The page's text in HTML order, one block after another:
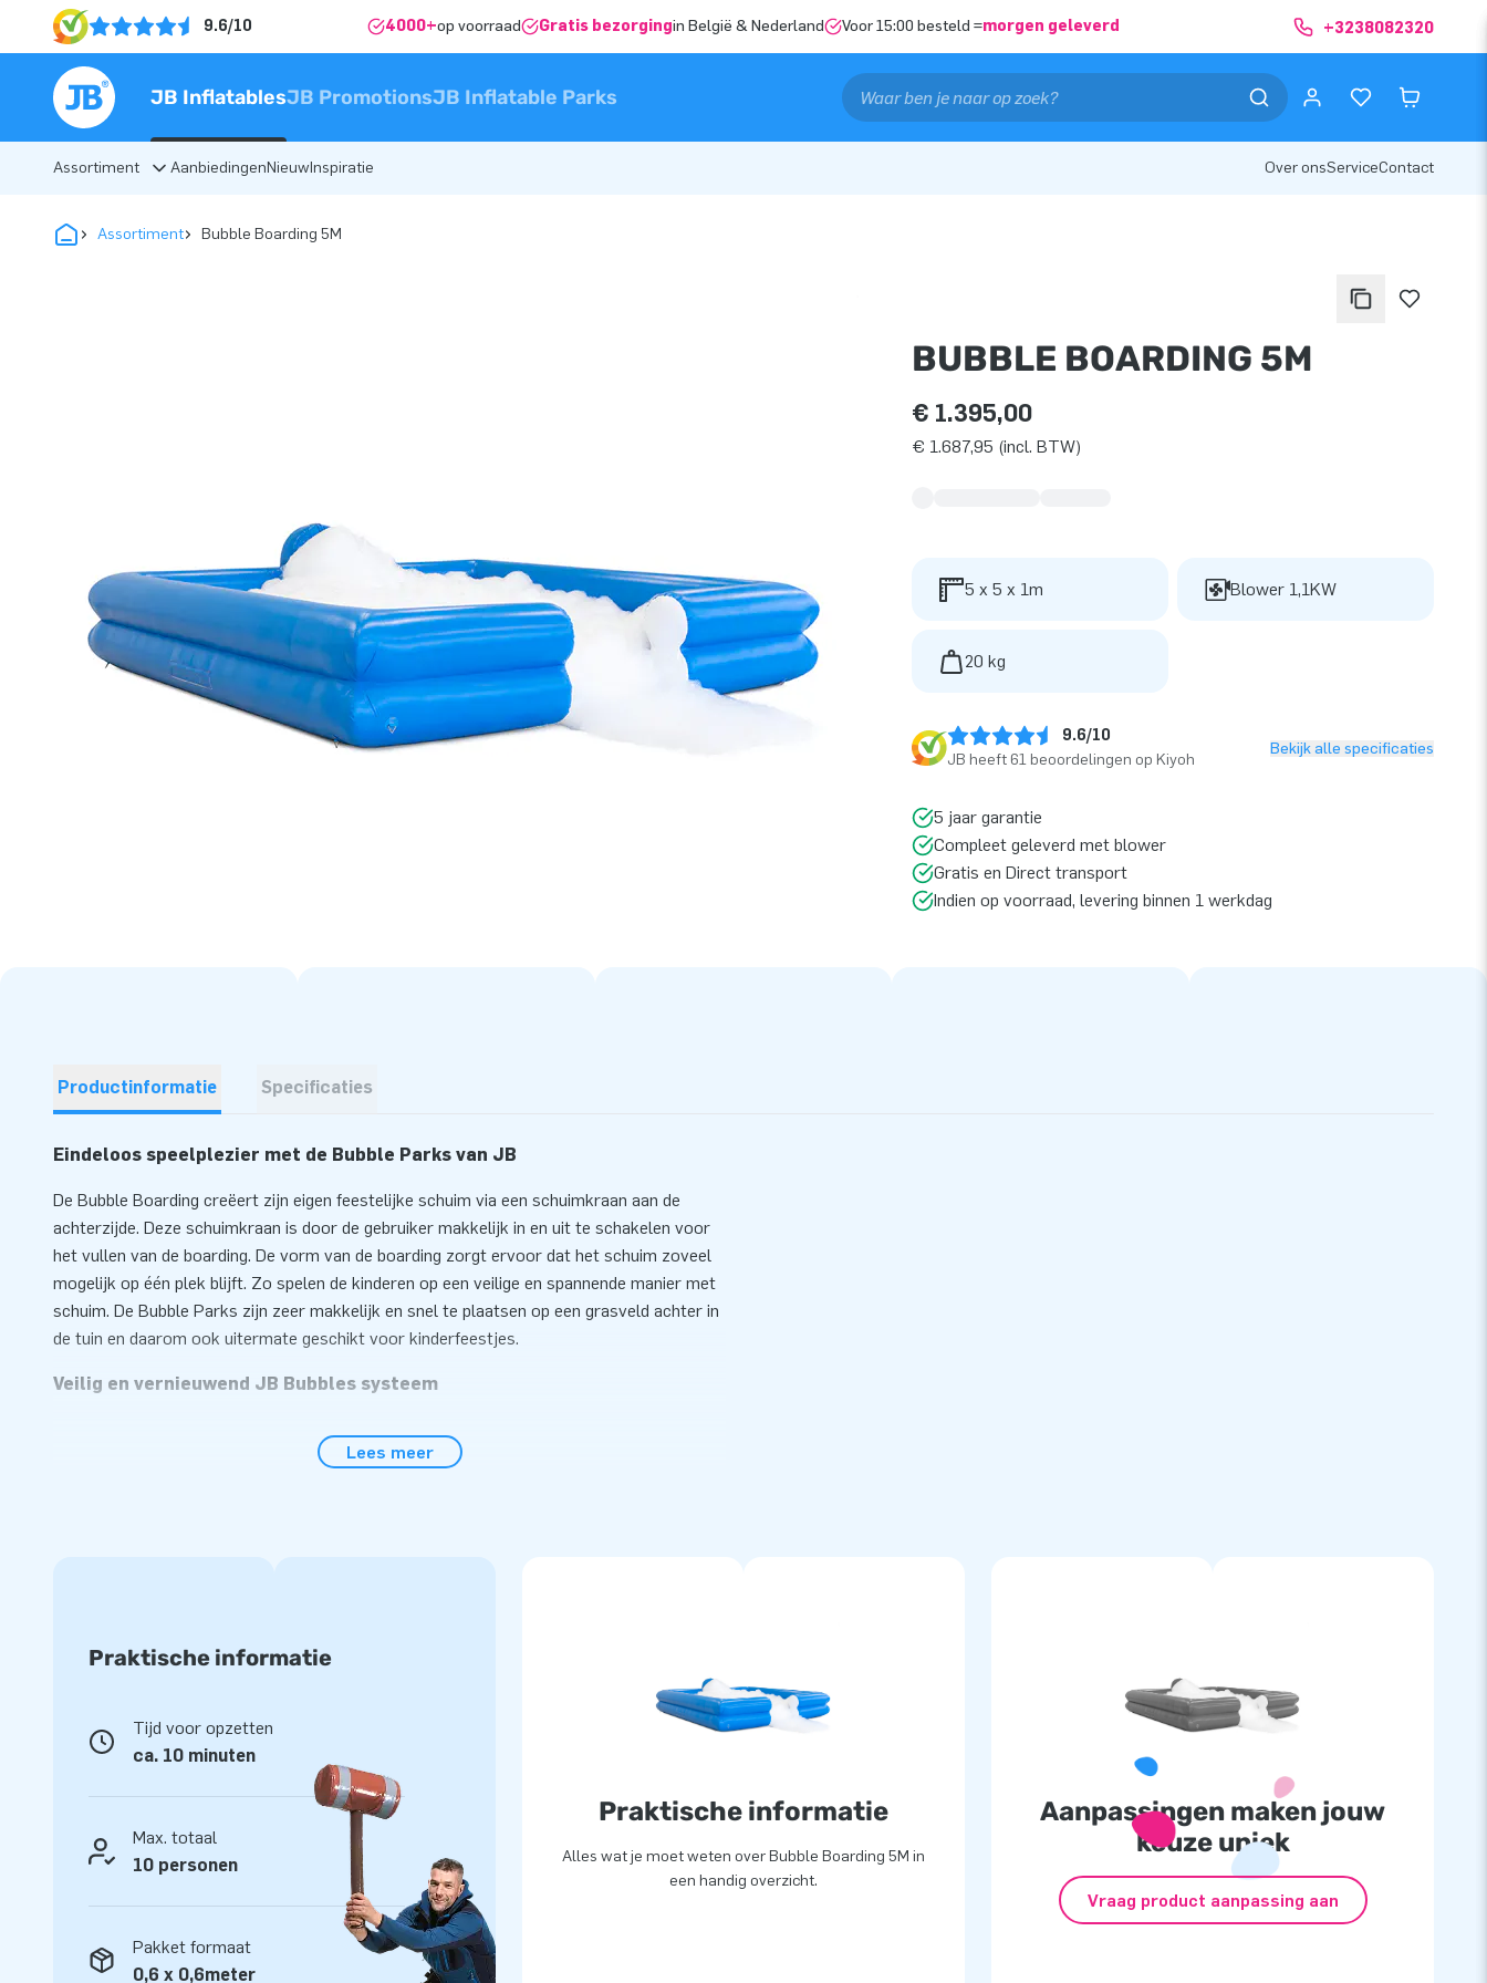
9.6/10 4000+op voorraad Gratis bezorgingin België & Nederland Voor 15:00 besteld =morgen geleverd +3238082320
JB InflatablesJB PromotionsJB Inflatable Parks
Assortiment AanbiedingenNieuwInspiratie Over onsServiceContact
Assortiment Bubble Boarding 5M
BUBBLE BOARDING 5M
€ 1.395,00
€ 1.687,95 (incl. BTW)
5 x 5 x 1m Blower 1,1KW
20 kg
9.6/10
JB heeft 61 beoordelingen op Kiyoh
Bekijk alle specificaties
5 jaar garantie
Compleet geleverd met blower
Gratis en Direct transport
Indien op voorraad, levering binnen 1 werkdag
Productinformatie Specificaties
Eindeloos speelplezier met de Bubble Parks van JB
De Bubble Boarding creëert zijn eigen feestelijke schuim via een schuimkraan aan de
achterzijde. Deze schuimkraan is door de gebruiker makkelijk in en uit te schakelen voor
het vullen van de boarding. De vorm van de boarding zorgt ervoor dat het schuim zoveel
mogelijk op één plek blijft. Zo spelen de kinderen op een veilige en spannende manier met
schuim. De Bubble Parks zijn zeer makkelijk en snel te plaatsen op een grasveld achter in
de tuin en daarom ook uitermate geschikt voor kinderfeestjes.
Veilig en vernieuwend JB Bubbles systeem
inflatables. Zo hebben we afgelopen jaar de JB Bubbles producten ontwikkeld. De
JB Inflatables blijft ontwikkelen zodat wij jou als verhuurder of feestorganisatie kunnen
ondersteunen met vernieuwende producten en de hoogst mogelijke service. JB Bubbles is
dankzij de lage investeringskosten en hoge verhuurwaarde uitermate geschikt om je
assortiment mee uit te breiden. Enthousiast geworden? Neem dan ook eens een kijkje bij
onze speciaal samengestelde Package Deals. Als extra service bieden wij gratis digitaal
promotiemateriaal aan in de vorm van visuals en video's. Zo heb je niet alleen nieuwe,
gave producten in handen, maar hoef je ook niet meer na te denken over je promotie!
De JB Bubbles producten hebben naast lucht natuurlijk ook schuim nodig. Wij leveren dit
in de vorm van schuimpoeder, de JB Bubble Powder. Eén zakje Bubble Powder is
Lees meer
Praktische informatie
Tijd voor opzetten
ca. 10 minuten
Max. totaal
10 personen
Pakket formaat
0,6 x 0,6meter
Praktische informatie
Alles wat je moet weten over Bubble Boarding 5M in
een handig overzicht.
Aanpassingen maken jouw
keuze uniek
Vraag product aanpassing aan